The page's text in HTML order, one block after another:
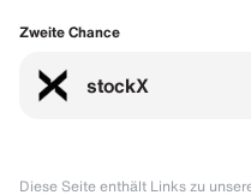
Zweite Chance
stockX
Diese Seite enthält Links zu